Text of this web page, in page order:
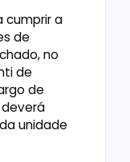
cumprir a
de
no
de
de
unidade